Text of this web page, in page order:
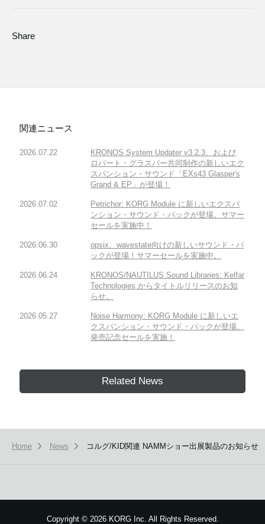
Share
関連ニュース
2026.07.22
KRONOS System Updater v3.2.3、および
ロバート・グラスパー共同制作の新しいエク
スパンション・サウンド「EXs43 Glasper's
Grand & EP」が登場！
2026.07.02
Petrichor: KORG Module に新しいエクスパ
ンション・サウンド・パックが登場。サマー
セールを実施中！
2026.06.30
opsix、wavestate向けの新しいサウンド・パ
ックが登場！サマーセールを実施中。
2026.06.24
KRONOS/NAUTILUS Sound Libraries: Kelfar
Technologies からタイトルリリースのお知
らせ。
2026.05.27
Noise Harmony: KORG Module に新しいエ
クスパンション・サウンド・パックが登場。
発売記念セールを実施！
Related News
Home News コルグ/KID関連 NAMMショー出展製品のお知らせ
Copyright ©2026 KORG Inc. All Rights Reserved.